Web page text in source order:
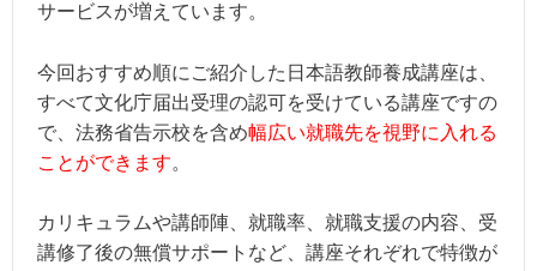
サービスが増えています。
今回おすすめ順にご紹介した日本語教師養成講座は、
すべて文化庁届出受理の認可を受けている講座ですの
で、法務省告示校を含め幅広い就職先を視野に入れる
ことができます。
カリキュラムや講師陣、就職率、就職支援の内容、受
講修了後の無償サポートなど、講座それぞれで特徴が